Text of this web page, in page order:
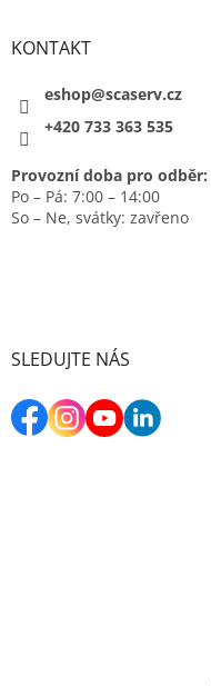
KONTAKT
eshop@scaserv.cz
+420 733 363 535
Provozní doba pro odběr:
Po – Pá: 7:00 – 14:00
So – Ne, svátky: zavřeno
SLEDUJTE NÁS